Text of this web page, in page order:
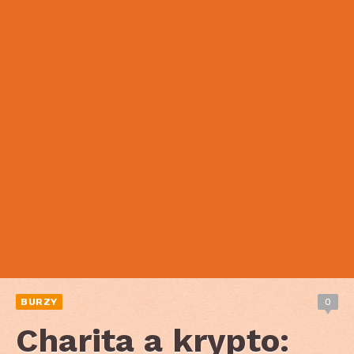
BURZY 0
Charita a krypto: